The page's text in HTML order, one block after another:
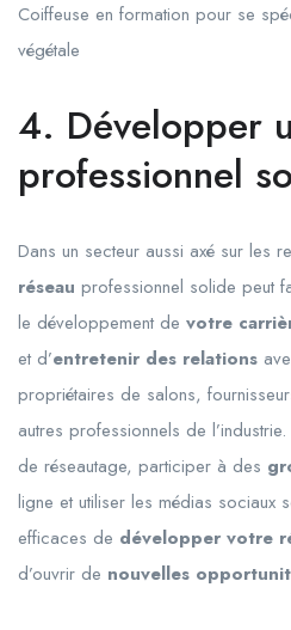
Coiffeuse en formation pour se
végétale
4. Développer
professionnel
Dans un secteur aussi axé sur les
réseau professionnel solide peut
le développement de votre
et d’entretenir des relations
propriétaires de salons,
autres professionnels de
de réseautage, participer à des
ligne et utiliser les médias sociaux
efficaces de développer votre
d’ouvrir de nouvelles